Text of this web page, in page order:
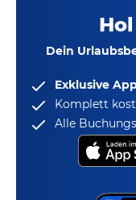
Dein
Exklusive
Komplett
Alle